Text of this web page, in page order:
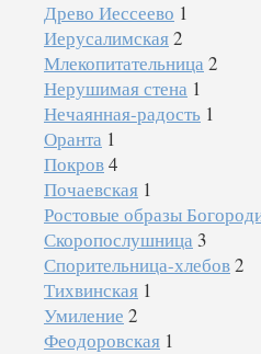
Древо Иессеево 1
Иерусалимская2
Млекопитательница 2
Нерушимая стена 1
Нечаянная-радость 1
Оранта 1
Покров4
Почаевская 1
Ростовые образы
Скоропослушница 3
Спорительница-хлебов2
Тихвинская 1
Умиление 2
Феодоровская 1